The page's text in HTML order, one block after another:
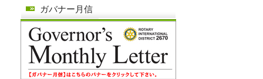
ガバナー月信